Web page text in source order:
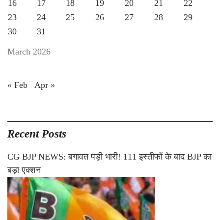
March 2026
16 17 18 19 20 21
22
23
24 25 26 27 28
29
30
31
« Feb Apr »
Recent Posts
CG BJP NEWS: बगावत पड़ी भारी! 111 इस्तीफों के बाद BJP का
बड़ा एक्शन